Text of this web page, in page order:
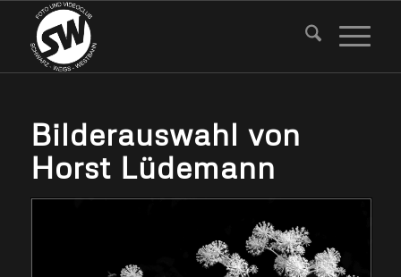
Bilderauswahl von
Horst Lüdemann